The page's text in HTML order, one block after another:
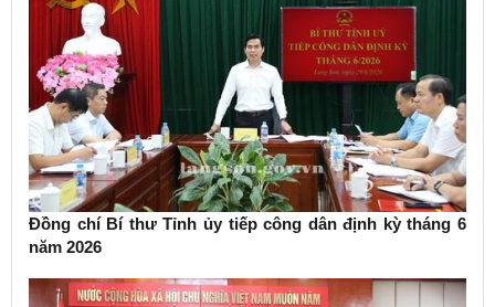
Đồng chí Bí thư Tỉnh ủy tiếp công dân định kỳ tháng 6
năm 2026